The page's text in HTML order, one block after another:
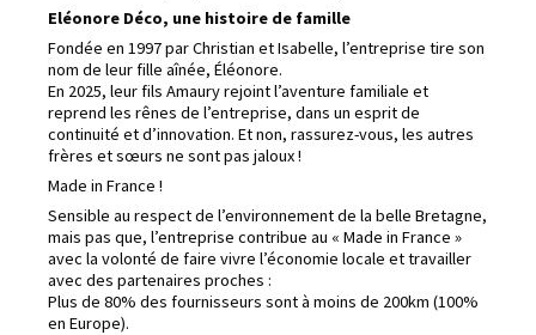
Eléonore Déco, une histoire de famille
Fondée en 1997 par Christian et Isabelle, l’entreprise tire son
nom de leur fille aînée, Éléonore.
En 2025, leur fils Amaury rejoint l’aventure familiale et
reprend les rênes de l’entreprise, dans un esprit de
continuité et d’innovation. Et non, rassurez-vous, les autres
frères et sœurs ne sont pas jaloux !
Made in France !
Sensible au respect de l’environnement de la belle Bretagne,
mais pas que, l’entreprise contribue au « Made in France »
avec la volonté de faire vivre l’économie locale et travailler
avec des partenaires proches :
Plus de 80% des fournisseurs sont à moins de 200km (100%
en Europe).